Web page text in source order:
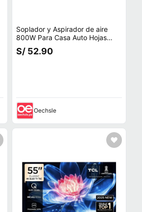
Soplador y Aspirador de aire
800W Para Casa Auto Hojas
Jardin
S/ 52.90
Oechsle